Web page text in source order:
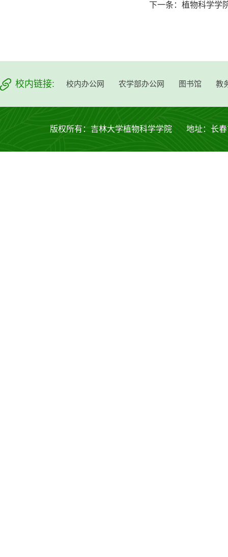
下一条： 植物科学学
校内链接: 校内办公网 农学部办公网 图书馆 教
版权所有：吉林大学植物科学学院 地址：长